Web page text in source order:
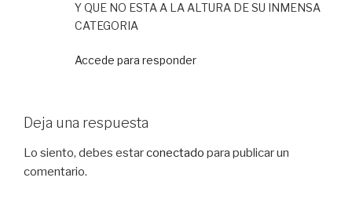
Y QUE NO ESTA A LA ALTURA DE SU INMENSA
CATEGORIA
Accede para responder
Deja una respuesta
Lo siento, debes estarconectado para publicar un
comentario.